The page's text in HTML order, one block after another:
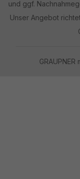
und ggf.
Unser Angebot